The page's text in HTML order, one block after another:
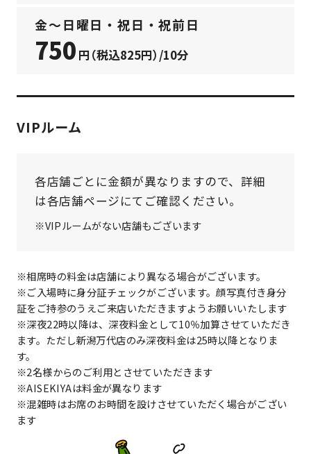
金〜日曜日・祝日・祝前日
750 円（税込825円）/10分
VIPルーム
各店舗ごとに金額が異なりますので、詳細
は各店舗ページにてご確認ください。
※VIPルームがない店舗もございます
※相席時の料金は店舗により異なる場合がございます。
※ご入場時に身分証チェックがございます。顔写真付き身分
証をご持参のうえご来店いただきますようお願いいたします
※深夜22時以降は、深夜料金として10％加算させていただき
ます。ただし新潟万代店のみ深夜料金は25時以降となりま
す。
※2名様からのご利用とさせていただきます
※AISEKIYAは料金が異なります
※混雑時はお席のお時間を設けさせていただく場合がござい
ます